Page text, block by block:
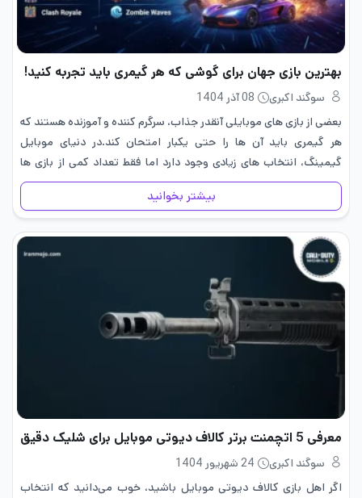
بهترین بازی جهان برای گوشی که هر گیمری باید تجربه کنید!
سوگند اکبری
08 آذر 1404
بعضی از بازی های موبایلی آنقدر جذاب، سرگرم کننده و آموزنده هستند که
هر گیمری باید آن ها را حتی یکبار امتحان کند.در دنیای موبایل
گیمینگ، انتخاب های زیادی وجود دارد اما فقط تعداد کمی از بازی ها
تاثیرگذار هستند که…
بیشتر بخوانید
معرفی 5 اتچمنت برتر کالاف دیوتی موبایل برای شلیک دقیق‌
سوگند اکبری
24 شهریور 1404
اگر اهل بازی کالاف دیوتی موبایل باشید، خوب می‌دانید که انتخاب